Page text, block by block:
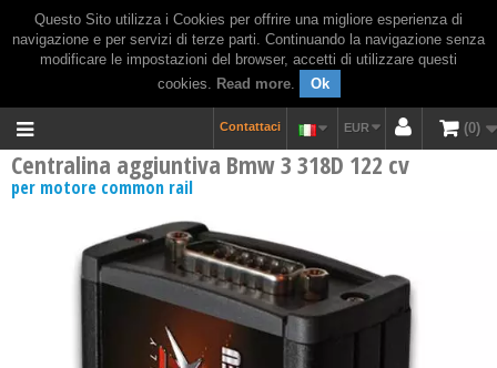
Questo Sito utilizza i Cookies per offrire una migliore esperienza di
navigazione e per servizi di terze parti. Continuando la navigazione senza
modificare le impostazioni del browser, accetti di utilizzare questi
cookies. Read more. Ok
0
EUR
Contattaci
Centralina aggiuntiva Bmw 3 318D 122 cv
per motore common rail